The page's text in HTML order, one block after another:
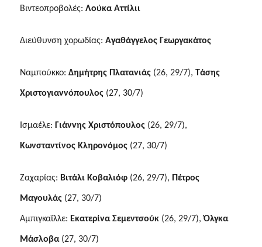
Βιντεοπροβολές: Λούκα Αττίλιι
Διεύθυνση χορωδίας: Αγαθάγγελος Γεωργακάτος
Ναμπούκκο: Δημήτρης Πλατανιάς(26, 29/7), Τάσης
Χριστογιαννόπουλος(27, 30/7)
Ισμαέλε: Γιάννης Χριστόπουλος(26, 29/7),
Κωνσταντίνος Κληρονόμος(27, 30/7)
Ζαχαρίας: Βιτάλι Κοβαλιόφ(26, 29/7), Πέτρος
Μαγουλάς(27, 30/7)
Αμπιγκαΐλλε: Εκατερίνα Σεμεντσούκ(26, 29/7),Όλγκα
Μάσλοβα(27, 30/7)